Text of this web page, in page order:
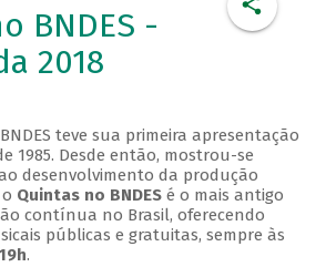
BNDES -
2018
teve sua primeira apresentação
1985. Desde então, mostrou-se
desenvolvimento da produção
Quintas no BNDESé o mais antigo
contínua no Brasil, oferecendo
públicas e gratuitas, sempre às
.